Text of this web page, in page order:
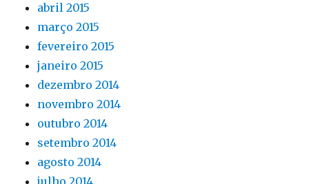
abril 2015
março 2015
fevereiro 2015
janeiro 2015
dezembro 2014
novembro 2014
outubro 2014
setembro 2014
agosto 2014
julho 2014